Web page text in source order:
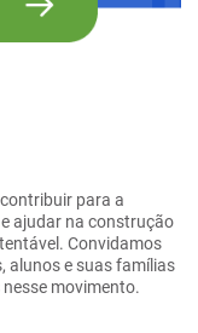
para a
ajudar na construção
Convidamos
alunos e suas famílias
movimento.